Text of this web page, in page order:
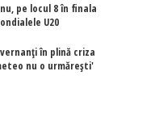
pe locul 8 în finala
U20
în plină criza
nu o urmărești'